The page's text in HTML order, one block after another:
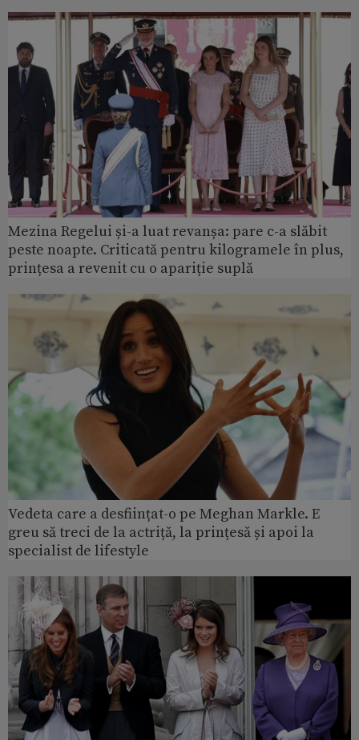
Mezina Regelui și-a luat revanșa: pare c-a slăbit
peste noapte. Criticată pentru kilogramele în plus,
prințesa a revenit cu o apariție suplă
Vedeta care a desființat-o pe Meghan Markle. E
greu să treci de la actriță, la prințesă și apoi la
specialist de lifestyle